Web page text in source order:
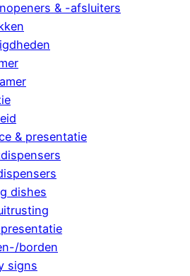
& -afsluiters
& presentatie
dishes
borden
signs